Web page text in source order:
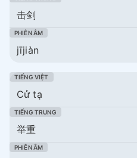
击剑
jījiàn
Cử tạ
举重